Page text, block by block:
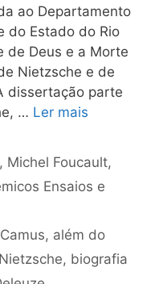
do Estado do Rio
Deus e a Morte
Nietzsche e de
dissertação parte
… Ler mais
, Michel Foucault,
Ensaios e
, além do
, biografia